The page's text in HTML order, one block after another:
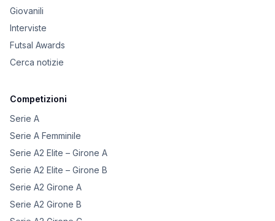
Giovanili
Interviste
Futsal Awards
Cerca notizie
Competizioni
Serie A
Serie A Femminile
Serie A2 Elite – Girone A
Serie A2 Elite – Girone B
Serie A2 Girone A
Serie A2 Girone B